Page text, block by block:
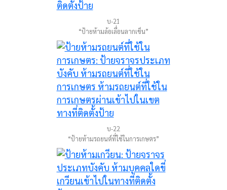
บ-21
“ป้ายห้ามล้อเลื่อนลากเข็น”
บ-22
“ป้ายห้ามรถยนต์ที่ใช้ในการเกษตร”